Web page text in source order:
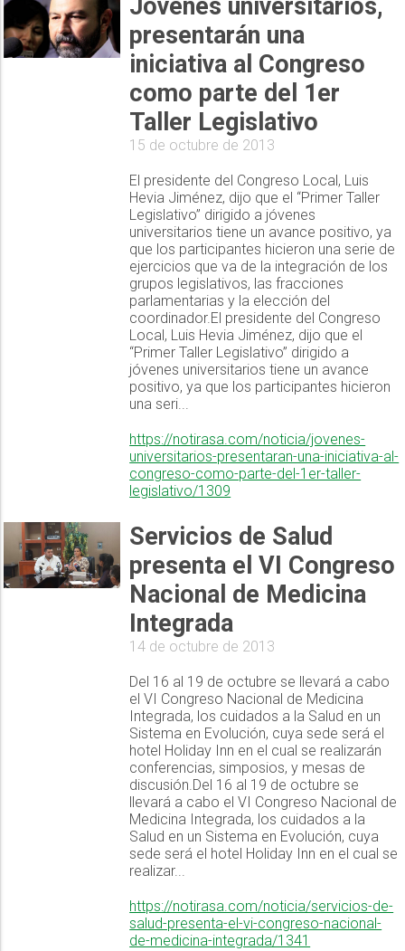
Jóvenes universitarios,
presentarán una
iniciativa al Congreso
como parte del 1er
Taller Legislativo
15 de octubre de 2013
El presidente del Congreso Local, Luis
Hevia Jiménez, dijo que el “Primer Taller
Legislativo” dirigido a jóvenes
universitarios tiene un avance positivo, ya
que los participantes hicieron una serie de
ejercicios que va de la integración de los
grupos legislativos, las fracciones
parlamentarias y la elección del
coordinador.El presidente del Congreso
Local, Luis Hevia Jiménez, dijo que el
“Primer Taller Legislativo” dirigido a
jóvenes universitarios tiene un avance
positivo, ya que los participantes hicieron
una seri...
https://notirasa.com/noticia/jovenes-
universitarios-presentaran-una-iniciativa-al-
congreso-como-parte-del-1er-taller-
legislativo/1309
Servicios de Salud
presenta el VI Congreso
Nacional de Medicina
Integrada
14 de octubre de 2013
Del 16 al 19 de octubre se llevará a cabo
el VI Congreso Nacional de Medicina
Integrada, los cuidados a la Salud en un
Sistema en Evolución, cuya sede será el
hotel Holiday Inn en el cual se realizarán
conferencias, simposios, y mesas de
discusión.Del 16 al 19 de octubre se
llevará a cabo el VI Congreso Nacional de
Medicina Integrada, los cuidados a la
Salud en un Sistema en Evolución, cuya
sede será el hotel Holiday Inn en el cual se
realizar...
https://notirasa.com/noticia/servicios-de-
salud-presenta-el-vi-congreso-nacional-
de-medicina-integrada/1341